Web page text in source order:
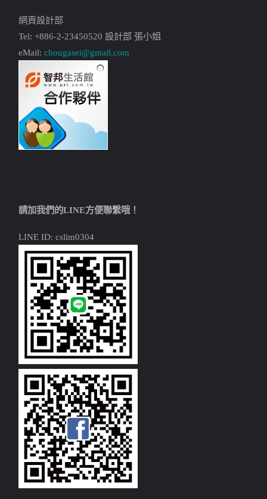
網頁設計部
Tel: +886-2-23450520 設計部 張小姐
eMail: chougasei@gmail.com
請加我們的LINE方便聯繫哦！
LINE ID: cslim0304